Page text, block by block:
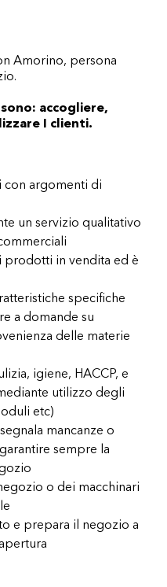
Amorino, persona
accogliere,
I clienti.
con argomenti di
un servizio qualitativo
prodotti in vendita ed è
specifiche
a domande su
delle materie
igiene, HACCP, e
utilizzo degli
etc)
mancanze o
sempre la
o dei macchinari
e prepara il negozio a